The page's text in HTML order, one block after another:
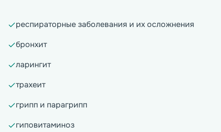
респираторные заболевания и их осложнения
бронхит
ларингит
трахеит
грипп и парагрипп
гиповитаминоз